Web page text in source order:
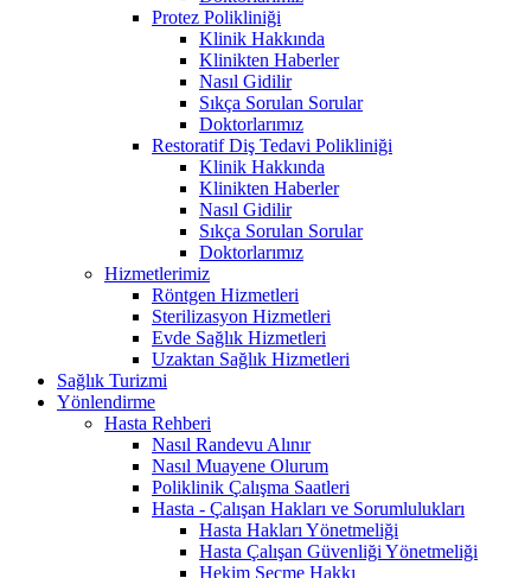
Protez Polikliniği
Klinik Hakkında
Klinikten Haberler
Nasıl Gidilir
Sıkça Sorulan Sorular
Doktorlarımız
Restoratif Diş Tedavi Polikliniği
Klinik Hakkında
Klinikten Haberler
Nasıl Gidilir
Sıkça Sorulan Sorular
Doktorlarımız
Hizmetlerimiz
Röntgen Hizmetleri
Sterilizasyon Hizmetleri
Evde Sağlık Hizmetleri
Uzaktan Sağlık Hizmetleri
Sağlık Turizmi
Yönlendirme
Hasta Rehberi
Nasıl Randevu Alınır
Nasıl Muayene Olurum
Poliklinik Çalışma Saatleri
Hasta - Çalışan Hakları ve Sorumlulukları
Hasta Hakları Yönetmeliği
Hasta Çalışan Güvenliği Yönetmeliği
Hekim Seçme Hakkı